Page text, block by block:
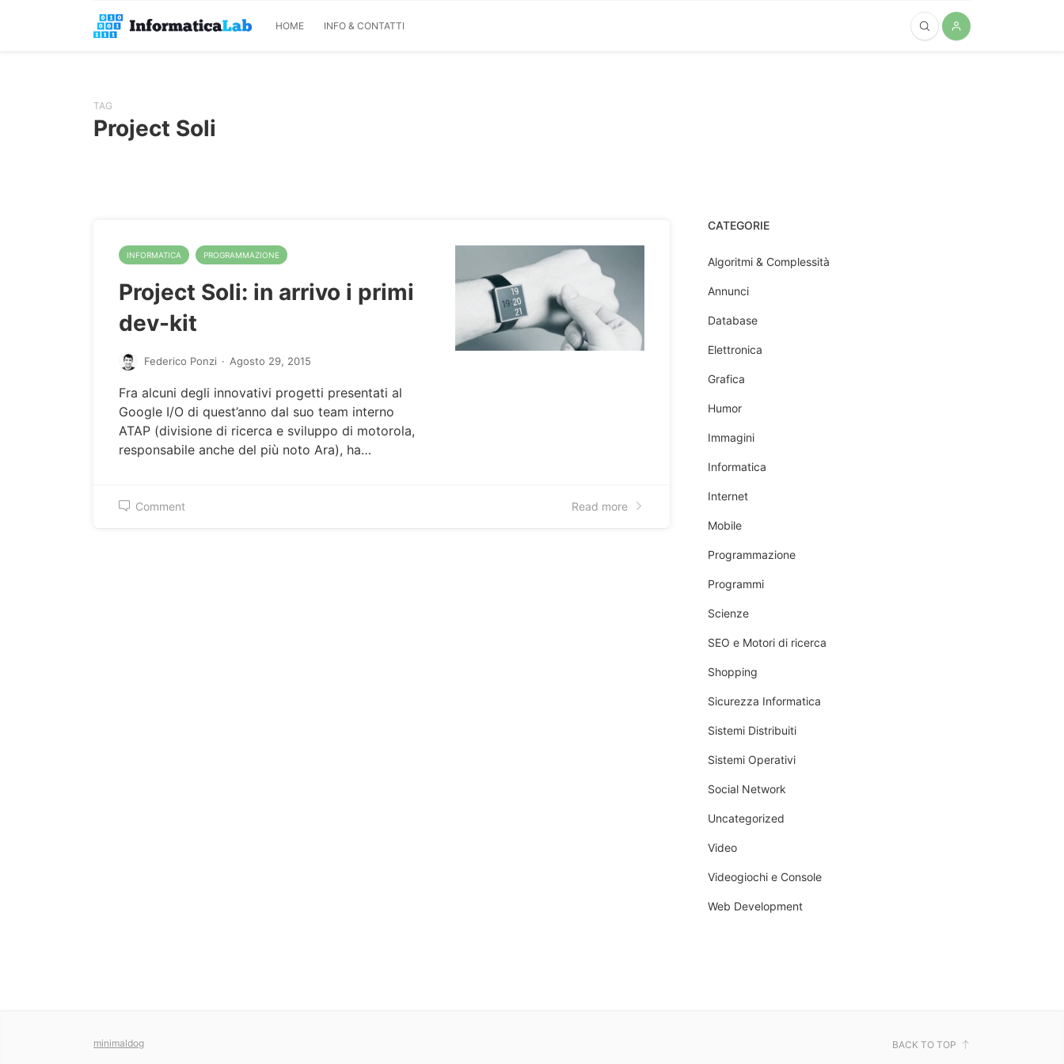
HOME INFO & CONTATTI
TAG
Project Soli
INFORMATICA PROGRAMMAZIONE
Project Soli: in arrivo i primi
dev-kit
Federico Ponzi · Agosto 29, 2015
Fra alcuni degli innovativi progetti presentati al
Google I/O di quest’anno dal suo team interno
ATAP (divisione di ricerca e sviluppo di motorola,
responsabile anche del più noto Ara), ha…
Comment Read more
CATEGORIE
Algoritmi & Complessità
Annunci
Database
Elettronica
Grafica
Humor
Immagini
Informatica
Internet
Mobile
Programmazione
Programmi
Scienze
SEO e Motori di ricerca
Shopping
Sicurezza Informatica
Sistemi Distribuiti
Sistemi Operativi
Social Network
Uncategorized
Video
Videogiochi e Console
Web Development
minimaldog BACK TO TOP